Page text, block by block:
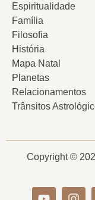
Espiritualidade
Família
Filosofia
História
Mapa Natal
Planetas
Relacionamentos
Trânsitos
Copyright ©